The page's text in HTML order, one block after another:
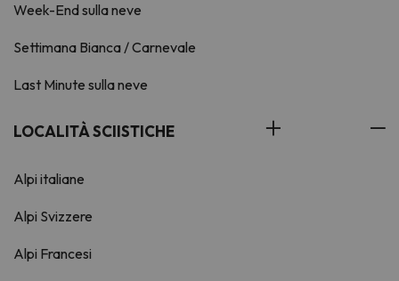
Week-End sulla neve
Settimana Bianca / Carnevale
Last Minute sulla neve
LOCALITÀ SCIISTICHE
Alpi italiane
Alpi Svizzere
Alpi Francesi